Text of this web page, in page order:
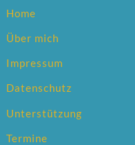
Home
Über mich
Impressum
Datenschutz
Unterstützung
Termine